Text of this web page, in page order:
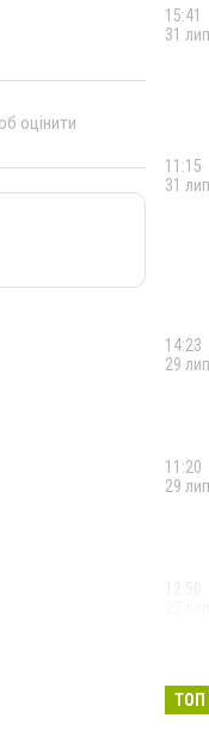
оцінити
15:41
31
11:15
31
14:23
29
11:20
29
ТОП